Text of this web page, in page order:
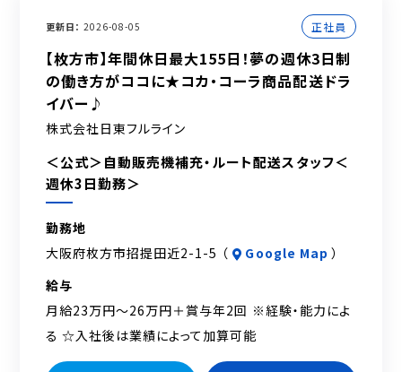
更新日 2026-08-05 正社員
【枚方市】年間休日最大155日！夢の週休3日制
の働き方がココに★コカ・コーラ商品配送ドラ
イバー♪
株式会社日東フルライン
＜公式＞自動販売機補充・ルート配送スタッフ＜
週休3日勤務＞
勤務地
大阪府枚方市招提田近2-1-5 （
Google Map ）
給与
月給23万円～26万円＋賞与年2回 ※経験・能力によ
る ☆入社後は業績によって加算可能